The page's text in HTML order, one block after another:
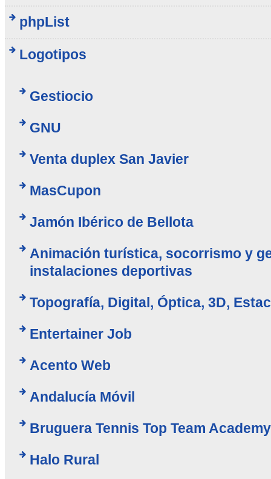
phpList
Logotipos
Gestiocio
GNU
Venta duplex San Javier
MasCupon
Jamón Ibérico de Bellota
Animación turística, socorrismo y
instalaciones deportivas
Topografía, Digital, Óptica, 3D,
Entertainer Job
Acento Web
Andalucía Móvil
Bruguera Tennis Top Team Academy
Halo Rural